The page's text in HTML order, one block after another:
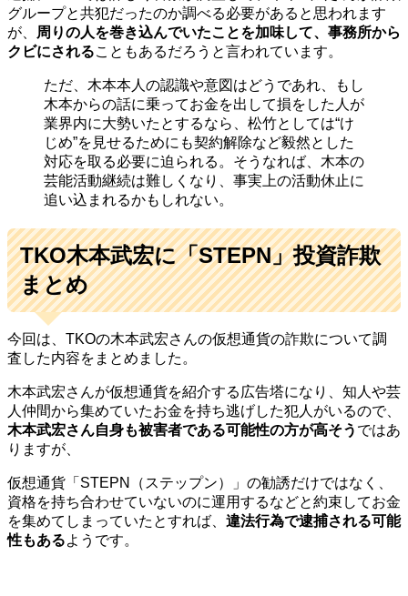
グループと共犯だったのか調べる必要があると思われます
が、
周りの人を巻き込んでいたことを加味して、事務所から
クビにされることもあるだろうと言われています。
ただ、木本本人の認識や意図はどうであれ、もし
木本からの話に乗ってお金を出して損をした人が
業界内に大勢いたとするなら、松竹としては“け
じめ”を見せるためにも契約解除など毅然とした
対応を取る必要に迫られる。そうなれば、木本の
芸能活動継続は難しくなり、事実上の活動休止に
追い込まれるかもしれない。
TKO木本武宏に「STEPN」投資詐欺
まとめ
今回は、TKOの木本武宏さんの仮想通貨の詐欺について調
査した内容をまとめました。
木本武宏さんが仮想通貨を紹介する広告塔になり、知人や芸
人仲間から集めていたお金を持ち逃げした犯人がいるので、
木本武宏さん自身も被害者である可能性の方が高そう ではあ
りますが、
仮想通貨「STEPN（ステップン）」の勧誘だけではなく、
資格を持ち合わせていないのに運用するなどと約束してお金
を集めてしまっていたとすれば、 違法行為で逮捕される可能
性もあるようです。